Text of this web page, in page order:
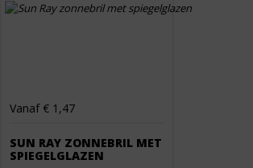
Vanaf € 1,47
SUN RAY ZONNEBRIL MET
SPIEGELGLAZEN